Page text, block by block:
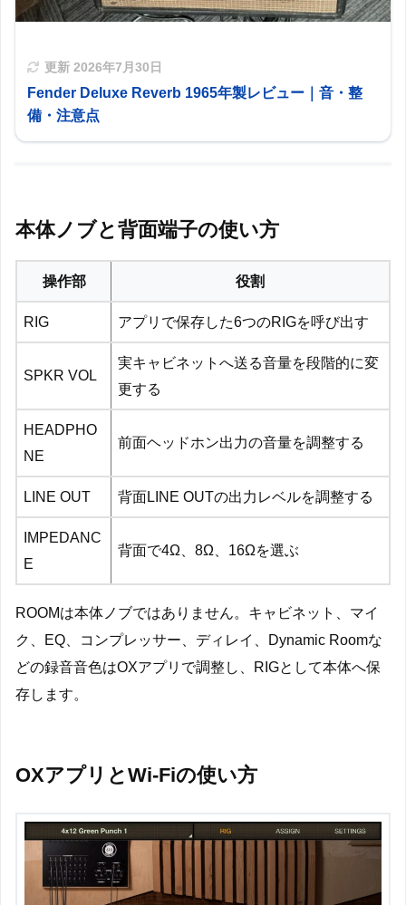
更新 2026年7月30日
Fender Deluxe Reverb 1965年製レビュー｜音・整
備・注意点
本体ノブと背面端子の使い方
操作部 役割
RIG アプリで保存した6つのRIGを呼び出す
SPKR VOL
実キャビネットへ送る音量を段階的に変
更する
HEADPHO
NE
前面ヘッドホン出力の音量を調整する
LINE OUT 背面LINE OUTの出力レベルを調整する
IMPEDANC
E
背面で4Ω、8Ω、16Ωを選ぶ
ROOMは本体ノブではありません。キャビネット、マイ
ク、EQ、コンプレッサー、ディレイ、Dynamic Roomな
どの録音音色はOXアプリで調整し、RIGとして本体へ保
存します。
OXアプリとWi-Fiの使い方